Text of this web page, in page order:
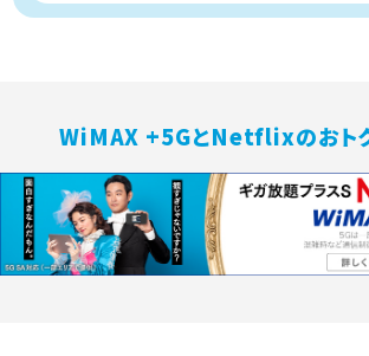
WiMAX +5GとNetflixのおトク